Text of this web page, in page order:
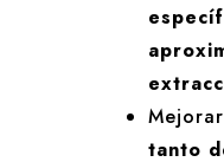
tanto